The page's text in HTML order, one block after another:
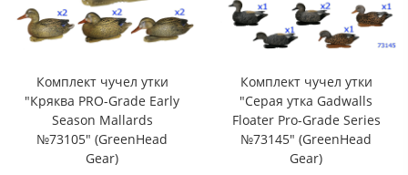
Комплект чучел утки
"Кряква PRO-Grade Early
Season Mallards
№73105" (GreenHead
Gear)
Комплект чучел утки
"Серая утка Gadwalls
Floater Pro-Grade Series
№73145" (GreenHead
Gear)